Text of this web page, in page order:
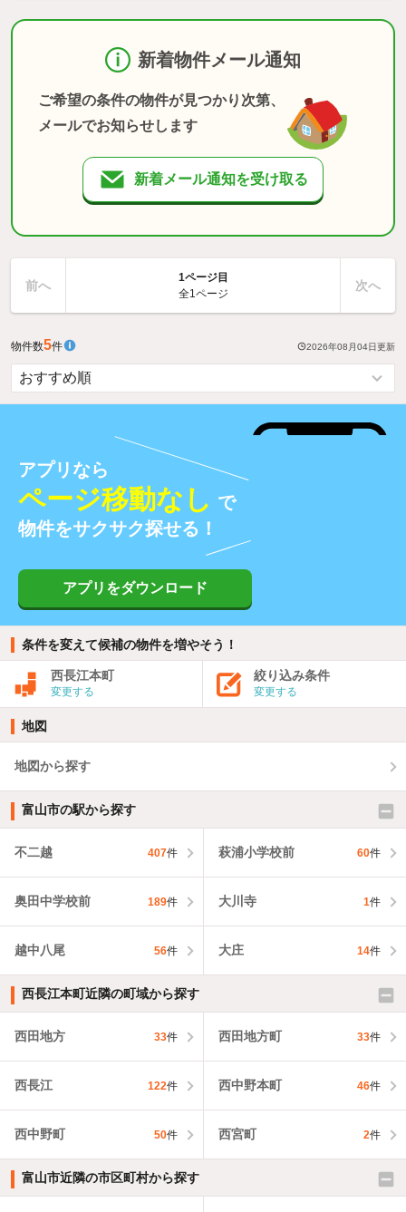
新着物件メール通知
ご希望の条件の物件が見つかり次第、
メールでお知らせします
新着メール通知を受け取る
前へ
1ページ目
全1ページ
次へ
物件数5件 2026年08月04日更新
アプリなら
ページ移動なし で
物件をサクサク探せる！
アプリをダウンロード
条件を変えて候補の物件を増やそう！
西長江本町
変更する
絞り込み条件
変更する
地図
地図から探す
富山市の駅から探す
不二越 407件 萩浦小学校前 60件
奥田中学校前 189件 大川寺 1件
越中八尾 56件 大庄 14件
西長江本町近隣の町域から探す
西田地方 33件 西田地方町 33件
西長江 122件 西中野本町 46件
西中野町 50件 西宮町 2件
富山市近隣の市区町村から探す